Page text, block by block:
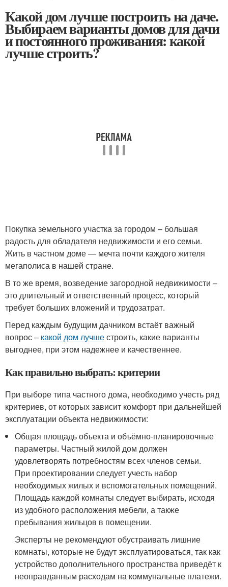
Какой дом лучше построить на даче.
Выбираем варианты домов для дачи
и постоянного проживания: какой
лучше строить?
Покупка земельного участка за городом – большая
радость для обладателя недвижимости и его семьи.
Жить в частном доме — мечта почти каждого жителя
мегаполиса в нашей стране.
В то же время, возведение загородной недвижимости –
это длительный и ответственный процесс, который
требует больших вложений и трудозатрат.
Перед каждым будущим дачником встаёт важный
вопрос – какой дом лучшестроить, какие варианты
выгоднее, при этом надежнее и качественнее.
Как правильно выбрать: критерии
При выборе типа частного дома, необходимо учесть ряд
критериев, от которых зависит комфорт при дальнейшей
эксплуатации объекта недвижимости:
Общая площадь объекта и объёмно-планировочные
параметры. Частный жилой дом должен
удовлетворять потребностям всех членов семьи.
При проектировании следует учесть набор
необходимых жилых и вспомогательных помещений.
Площадь каждой комнаты следует выбирать, исходя
из удобного расположения мебели, а также
пребывания жильцов в помещении.
Эксперты не рекомендуют обустраивать лишние
комнаты, которые не будут эксплуатироваться, так как
устройство дополнительного пространства приведёт к
неоправданным расходам на коммунальные платежи.